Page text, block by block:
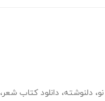
، دلنوشته، دانلود کتاب شعر،